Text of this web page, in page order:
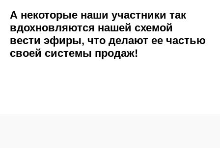
А некоторые наши участники так
вдохновляются нашей схемой
вести эфиры, что делают ее частью
своей системы продаж!